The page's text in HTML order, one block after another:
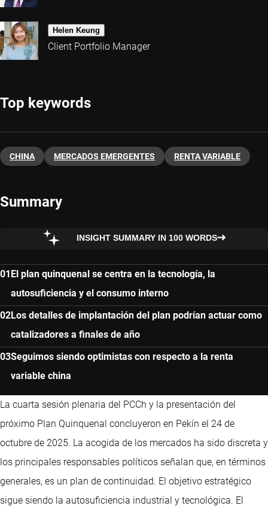
Helen Keung
Client Portfolio Manager
Top keywords
CHINA MERCADOS EMERGENTES RENTA VARIABLE
Summary
INSIGHT SUMMARY IN 100 WORDS
El plan quinquenal se centra en la tecnología, la
autosuficiencia y el consumo interno
Los detalles de implantación del plan podrían actuar como
catalizadores a finales de año
Seguimos siendo optimistas con respecto a la renta
variable china
La cuarta sesión plenaria del PCCh y la presentación del
próximo Plan Quinquenal concluyeron en Pekín el 24 de
octubre de 2025. La acogida de los mercados ha sido discreta y
los principales responsables políticos señalan que, en términos
generales, es un plan de continuidad. El objetivo estratégico
sigue siendo la autosuficiencia industrial y tecnológica. El